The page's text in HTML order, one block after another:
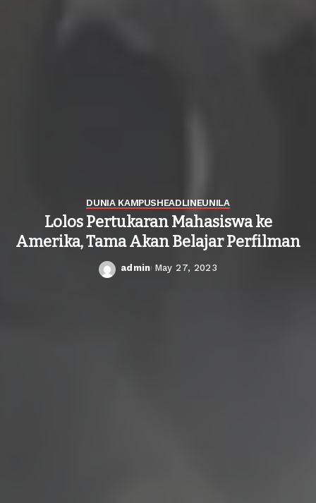
DUNIA KAMPUSHEADLINEUNILA
Lolos Pertukaran Mahasiswa ke
Amerika, Tama Akan Belajar Perfilman
Posted
admin May 27, 2023